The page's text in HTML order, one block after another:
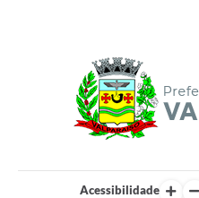
Acessibilidade